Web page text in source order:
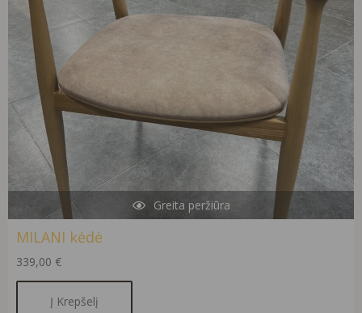
Greita peržiūra
MILANI kėdė
339,00 €
Į Krepšelį